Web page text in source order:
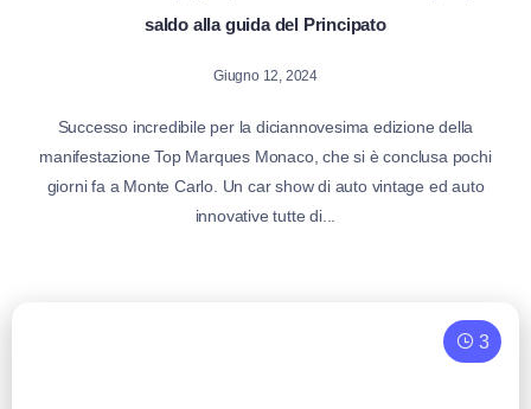
saldo alla guida del Principato
Giugno 12, 2024
Successo incredibile per la diciannovesima edizione della
manifestazione Top Marques Monaco, che si è conclusa pochi
giorni fa a Monte Carlo. Un car show di auto vintage ed auto
innovative tutte di...
3